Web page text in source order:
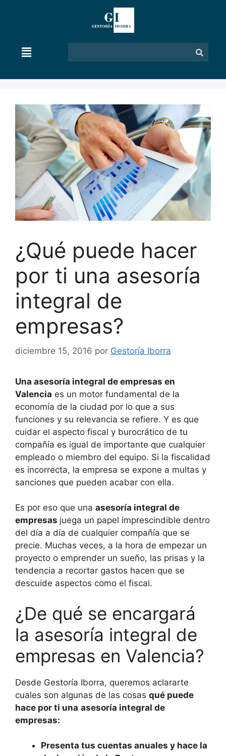
¿Qué puede hacer
por ti una asesoría
integral de
empresas?
diciembre 15, 2016 por Gestoría Iborra
Una asesoría integral de empresas en
Valencia es un motor fundamental de la
economía de la ciudad por lo que a sus
funciones y su relevancia se refiere. Y es que
cuidar el aspecto fiscal y burocrático de tu
compañía es igual de importante que cualquier
empleado o miembro del equipo. Si la fiscalidad
es incorrecta, la empresa se expone a multas y
sanciones que pueden acabar con ella.
Es por eso que una asesoría integral de
empresas juega un papel imprescindible dentro
del día a día de cualquier compañía que se
precie. Muchas veces, a la hora de empezar un
proyecto o emprender un sueño, las prisas y la
tendencia a recortar gastos hacen que se
descuide aspectos como el fiscal.
¿De qué se encargará
la asesoría integral de
empresas en Valencia?
Desde Gestoría Iborra, queremos aclararte
cuales son algunas de las cosas qué puede
hace por ti una asesoría integral de
empresas:
Presenta tus cuentas anuales y hace la